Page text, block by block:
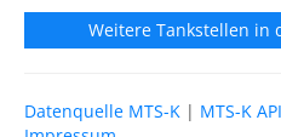
Weitere Tankstellen in
Datenquelle MTS-K | MTS-K API